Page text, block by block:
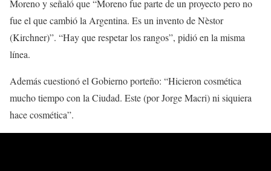
Moreno y señaló que “Moreno fue parte de un proyecto pero no
fue el que cambió la Argentina. Es un invento de Nèstor
(Kirchner)”. “Hay que respetar los rangos”, pidió en la misma
línea.
Además cuestionó el Gobierno porteño: “Hicieron cosmética
mucho tiempo con la Ciudad. Este (por Jorge Macri) ni siquiera
hace cosmética”.